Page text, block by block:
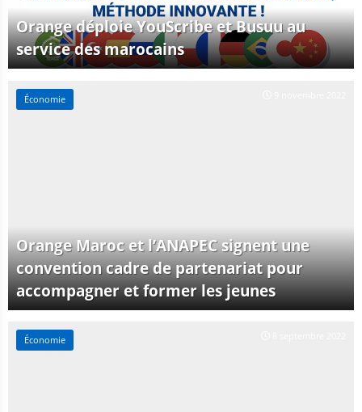
Orange déploie YouScribe et Busuu au
service des marocains
Économie
Orange Maroc et l’ANAPEC signent une
convention cadre de partenariat pour
accompagner et former les jeunes
Économie